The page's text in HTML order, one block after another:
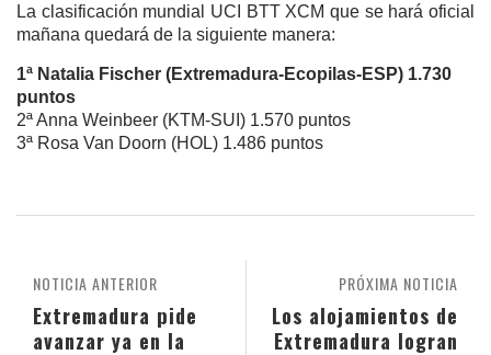
La clasificación mundial UCI BTT XCM que se hará oficial
mañana quedará de la siguiente manera:
1ª Natalia Fischer (Extremadura-Ecopilas-ESP) 1.730
puntos
2ª Anna Weinbeer (KTM-SUI) 1.570 puntos
3ª Rosa Van Doorn (HOL) 1.486 puntos
PRÓXIMA NOTICIA
Los alojamientos de
Extremadura logran
NOTICIA ANTERIOR
Extremadura pide
avanzar ya en la